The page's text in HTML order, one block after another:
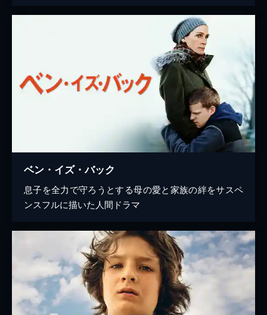
ベン・イズ・バック
息子を全力で守ろうとする母の愛と家族の絆をサスペ
ンスフルに描いた人間ドラマ